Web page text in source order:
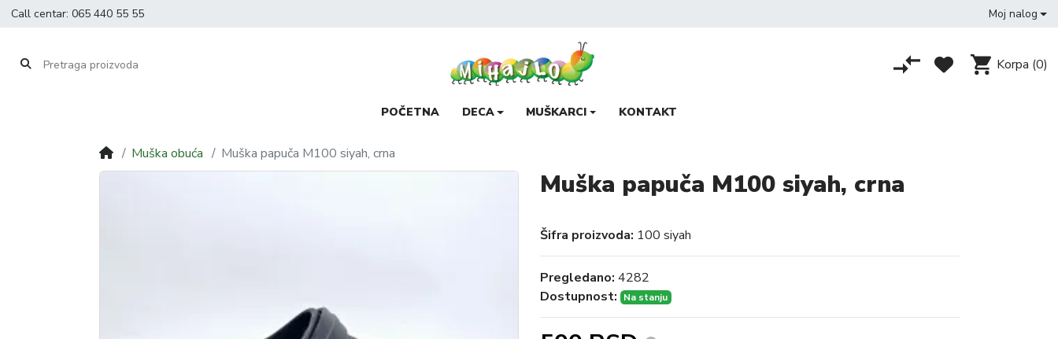
Call centar: 065 440 55 55 Moj nalog
Korpa (0)
POČETNA DECA MUŠKARCI KONTAKT
Muška obuća Muška papuča M100 siyah, crna
Muška papuča M100 siyah, crna
Šifra proizvoda: 100 siyah
Pregledano: 4282
Dostupnost:
Na stanju